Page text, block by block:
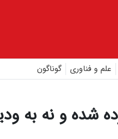
علم و فناوری گوناگون
شده و نه به